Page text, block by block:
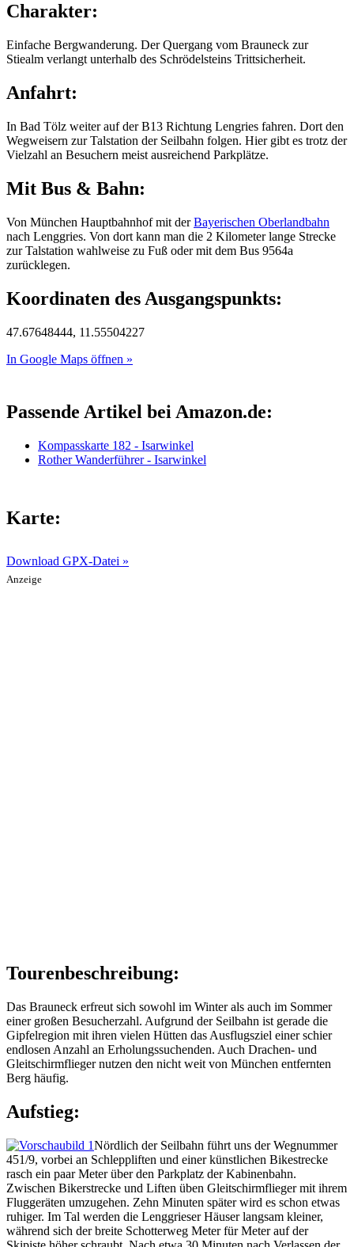
Charakter:
Einfache Bergwanderung. Der Quergang vom Brauneck zur
Stiealm verlangt unterhalb des Schrödelsteins Trittsicherheit.
Anfahrt:
In Bad Tölz weiter auf der B13 Richtung Lengries fahren. Dort den
Wegweisern zur Talstation der Seilbahn folgen. Hier gibt es trotz der
Vielzahl an Besuchern meist ausreichend Parkplätze.
Mit Bus & Bahn:
Von München Hauptbahnhof mit derBayerischen Oberlandbahn
nach Lenggries. Von dort kann man die 2 Kilometer lange Strecke
zur Talstation wahlweise zu Fuß oder mit dem Bus 9564a
zurücklegen.
Koordinaten des Ausgangspunkts:
47.67648444, 11.55504227
In Google Maps öffnen »
Passende Artikel bei Amazon.de:
Kompasskarte 182 - Isarwinkel
Rother Wanderführer - Isarwinkel
Karte:
Download GPX-Datei »
Anzeige
Tourenbeschreibung:
Das Brauneck erfreut sich sowohl im Winter als auch im Sommer
einer großen Besucherzahl. Aufgrund der Seilbahn ist gerade die
Gipfelregion mit ihren vielen Hütten das Ausflugsziel einer schier
endlosen Anzahl an Erholungssuchenden. Auch Drachen- und
Gleitschirmflieger nutzen den nicht weit von München entfernten
Berg häufig.
Aufstieg:
Nördlich der Seilbahn führt uns der Wegnummer
451/9, vorbei an Schleppliften und einer künstlichen Bikestrecke
rasch ein paar Meter über den Parkplatz der Kabinenbahn.
Zwischen Bikerstrecke und Liften üben Gleitschirmflieger mit ihrem
Fluggeräten umzugehen. Zehn Minuten später wird es schon etwas
ruhiger. Im Tal werden die Lenggrieser Häuser langsam kleiner,
während sich der breite Schotterweg Meter für Meter auf der